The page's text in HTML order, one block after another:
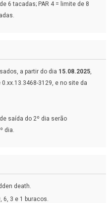
6 tacadas; PAR 4 = limite de 8
a partir do dia 15.08.2025,
3129, e no site da
saída do 2º dia serão
dia.
death.
6, 3 e 1 buracos.